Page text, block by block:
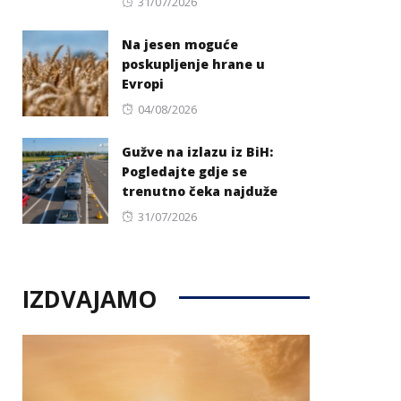
Na jesen moguće
poskupljenje hrane u
Evropi
Posted
04/08/2026
Gužve na izlazu iz BiH:
Pogledajte gdje se
trenutno čeka najduže
Posted
31/07/2026
IZDVAJAMO